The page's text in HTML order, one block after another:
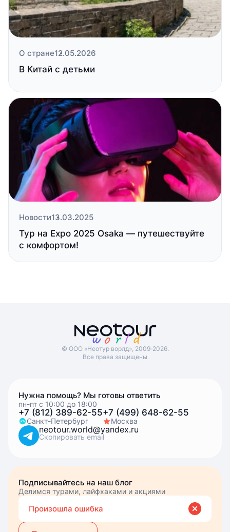
О стране12.05.2026
В Китай с детьми
Новости13.03.2025
Тур на Expo 2025 Osaka — путешествуйте
с комфортом!
© ООО «Неотур ворлд», 2009‑2026.
Все права защищены
Нужна помощь? Мы готовы ответить
пн-пт с 10:00 до 18:00
+7 (812) 389-62-55
Санкт-Петербург
+7 (499) 648-62-55
Москва
neotour.world@yandex.ru
Скопировать email
Подписывайтесь на наш блог
Делимся турами, лайфхаками и акциями
Вы подписались
Произошла ошибка